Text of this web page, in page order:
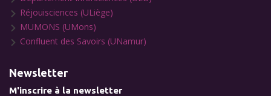
Réjouisciences (ULiège)
MUMONS (UMons)
Confluent des Savoirs (UNamur)
Newsletter
M'inscrire à la newsletter